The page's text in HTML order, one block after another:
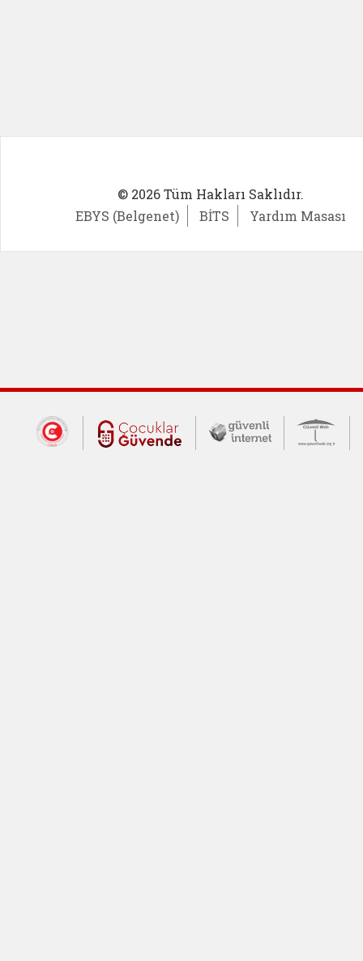
© 2026 Tüm Hakları Saklıdır.
EBYS (Belgenet)
BİTS Yardım Masası
Dış Bağlantılar
Cumhurbaşkanlığı İletişim Merkezi
Çocuklar Güvende (yeni
Güvenli